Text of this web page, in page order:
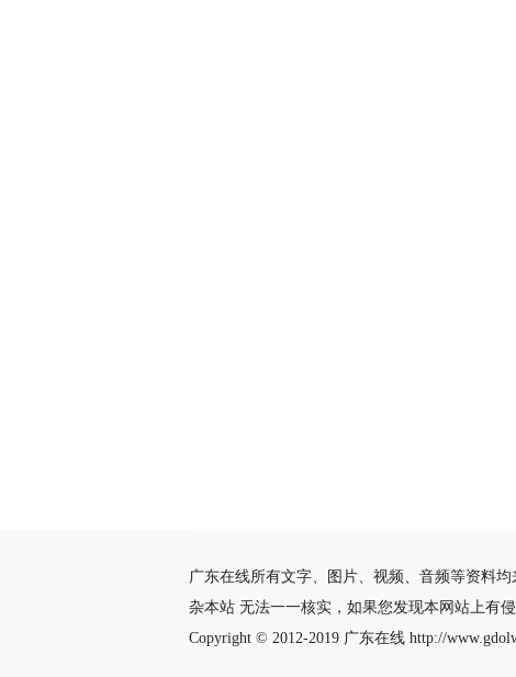
广东在线所有文字、图片、视频、音频等资料
杂本站 无法一一核实，如果您发现本网站上有
Copyright © 2012-2019 广东在线 http://